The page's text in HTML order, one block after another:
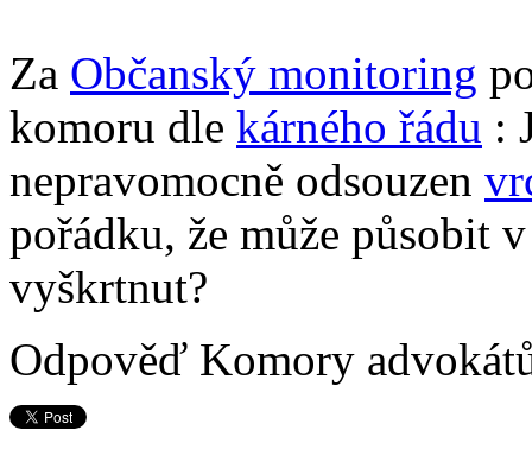
Za Občanský monitoring
komoru dle kárného řádu :
nepravomocně odsouzen
pořádku, že může působit
vyškrtnut?
Odpověď Komory